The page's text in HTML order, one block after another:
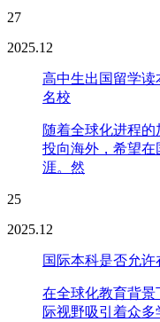
27
2025.12
高中生出国留学
名校
随着全球化进程
投向海外，希望
涯。然
25
2025.12
国际本科是否允
在全球化教育背景
际视野吸引着众